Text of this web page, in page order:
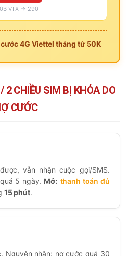
VTX → 290
4G Viettel tháng từ 50K
2 CHIỀU SIM BỊ KHÓA DO
CƯỚC
vẫn nhận cuộc gọi/SMS.
5 ngày. Mở: thanh toán đủ
15 phút.
Nguyên nhân: nợ cước quá 30